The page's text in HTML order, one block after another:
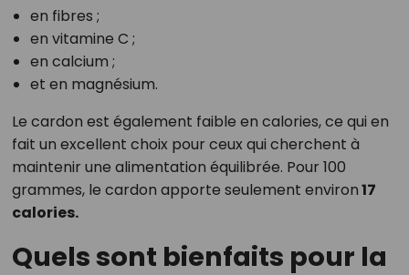
en fibres ;
en vitamine C ;
en calcium ;
et en magnésium.
Le cardon est également faible en calories, ce qui en
fait un excellent choix pour ceux qui cherchent à
maintenir une alimentation équilibrée. Pour 100
grammes, le cardon apporte seulement environ17
calories.
Quels sont bienfaits pour la